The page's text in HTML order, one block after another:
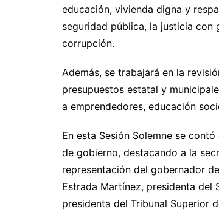
educación, vivienda digna y
seguridad pública, la justicia
corrupción.
Además, se trabajará en la
presupuestos estatal y
a emprendedores, educación
En esta Sesión Solemne se
de gobierno, destacando a la
representación del gobernador
Estrada Martínez, presidenta del
presidenta del Tribunal Superior